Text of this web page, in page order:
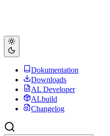
Dokumentation
Downloads
AL Developer
ALbuild
Changelog